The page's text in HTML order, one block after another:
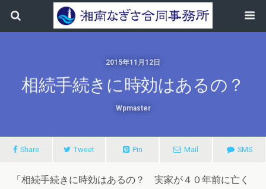
2015年11月12日
相続手続きに時効はあるの？
Wpmaster
Share Tweet Pin Mail SMS
「相続手続きに時効はあるの？ 実家が４０年前に亡く